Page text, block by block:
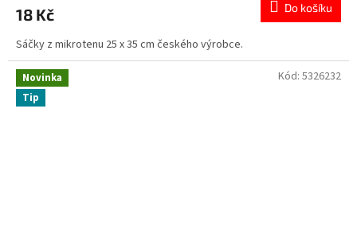
18 Kč Do košíku
Sáčky z mikrotenu 25 x 35 cm českého výrobce.
Novinka
Tip
Kód: 5326232